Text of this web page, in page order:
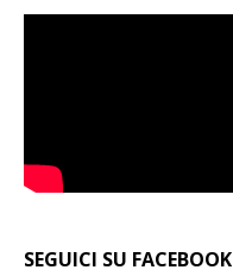
SEGUICI SU FACEBOOK